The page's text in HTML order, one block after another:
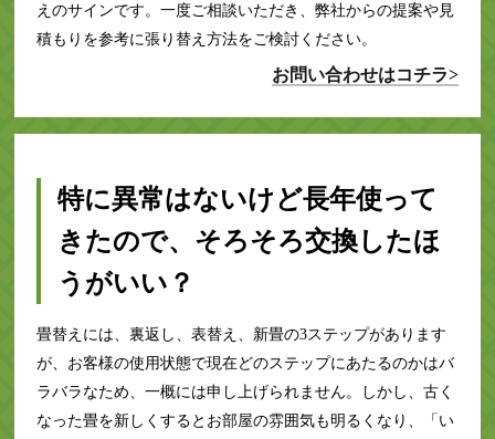
えのサインです。一度ご相談いただき、弊社からの提案や見
積もりを参考に張り替え方法をご検討ください。
お問い合わせはコチラ>
特に異常はないけど長年使って
きたので、そろそろ交換したほ
うがいい？
畳替えには、裏返し、表替え、新畳の3ステップがあります
が、お客様の使用状態で現在どのステップにあたるのかはバ
ラバラなため、一概には申し上げられません。しかし、古く
なった畳を新しくするとお部屋の雰囲気も明るくなり、「い